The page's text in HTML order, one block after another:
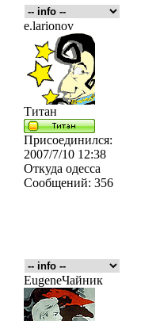
e.larionov
Титан
Присоединился:
2007/7/10 12:38
Откуда одесса
Сообщений: 356
EugeneЧайник